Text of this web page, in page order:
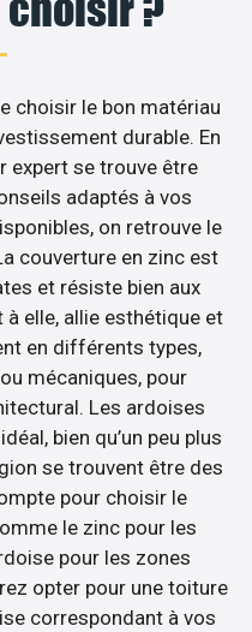
choisir le bon matériau
durable. En
expert se trouve être
adaptés à vos
on retrouve le
couverture en zinc est
et résiste bien aux
à elle, allie esthétique et
en différents types,
mécaniques, pour
Les ardoises
bien qu’un peu plus
se trouvent être des
pour choisir le
le zinc pour les
pour les zones
opter pour une toiture
correspondant à vos